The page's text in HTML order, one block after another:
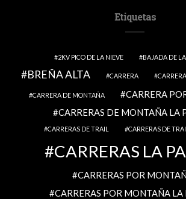
Etiquetas
2KV PICO DE LA NIEVE BAJADA DE
BREÑA ALTA CARRERA
CARRERA DE MONTAÑA
CARRERA
CARRERAS DE MONTAÑA LA
CARRERAS DE TRAIL CARRERAS DE
CARRERAS LA
CARRERAS POR
CARRERAS POR MONTAÑA LA